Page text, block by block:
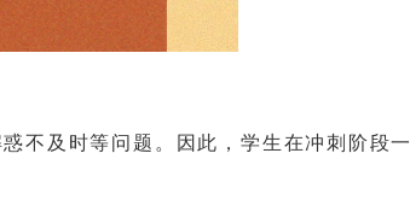
及时等问题。因此，学生在冲刺阶段一